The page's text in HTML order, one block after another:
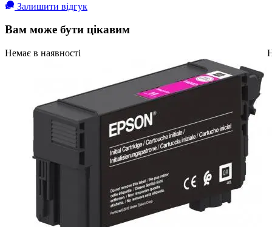
Залишити відгук
Вам може бути цікавим
Немає в наявності